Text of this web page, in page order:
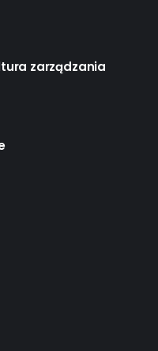
zarządzania